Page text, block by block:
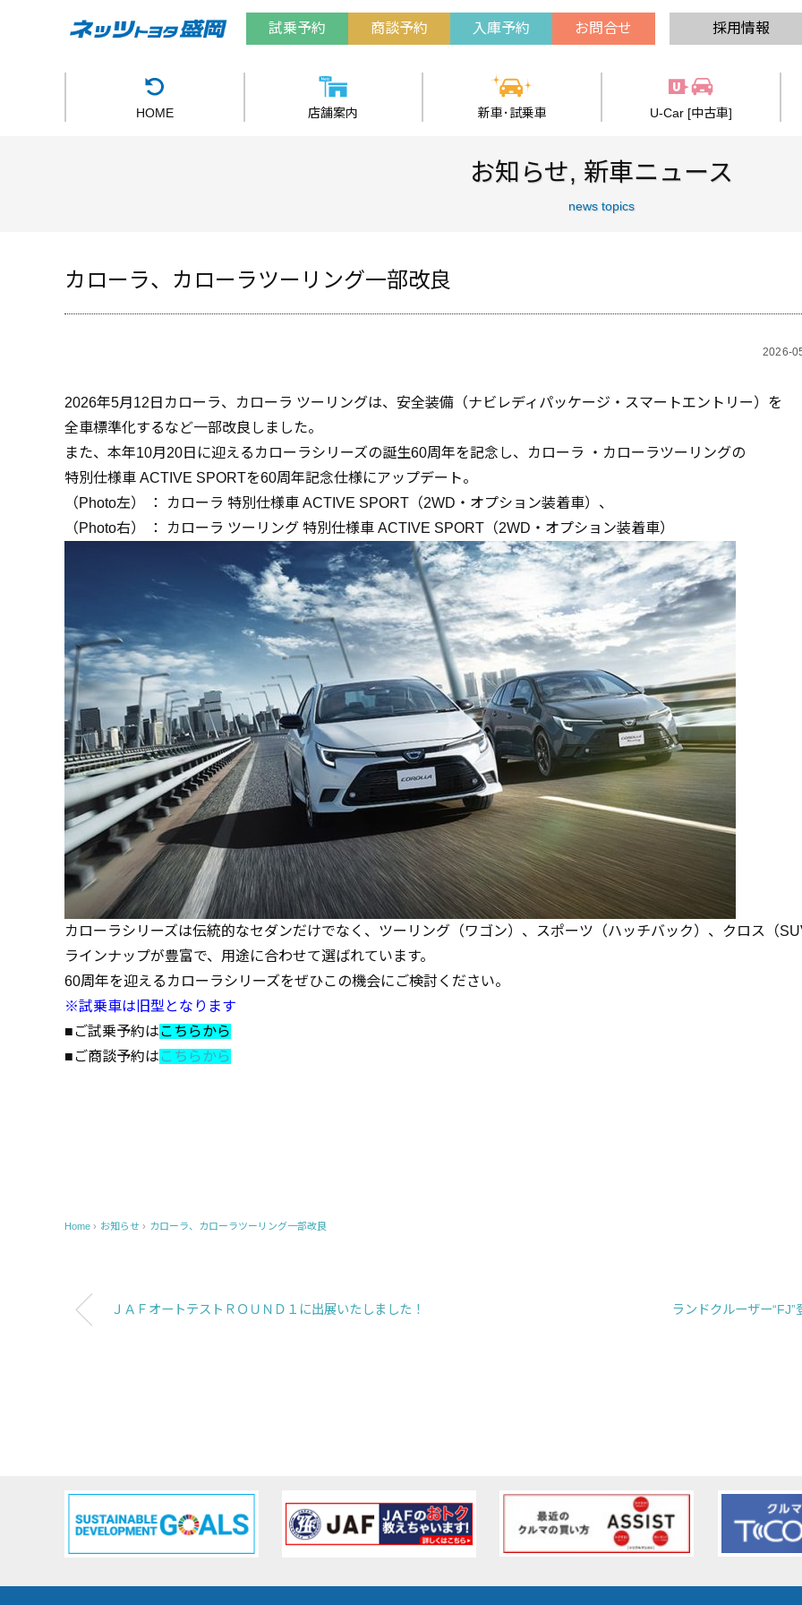
試乗予約 商談予約 入庫予約 お問合せ 採用情報
HOME 店舗案内 新車･試乗車 U-Car [中古車]
お知らせ, 新車ニュース
news topics
カローラ、カローラツーリング一部改良
2026-
2026年5月12日カローラ、カローラ ツーリングは、安全装備（ナビレディパッケージ・スマートエントリー）を
全車標準化するなど一部改良しました。
また、本年10月20日に迎えるカローラシリーズの誕生60周年を記念し、カローラ ・カローラツーリングの
特別仕様車 ACTIVE SPORTを60周年記念仕様にアップデート。
（Photo左） ： カローラ 特別仕様車 ACTIVE SPORT （2WD・オプション装着車）、
（Photo右） ： カローラ ツーリング 特別仕様車 ACTIVE SPORT （2WD・オプション装着車）
カローラシリーズは伝統的なセダンだけでなく、ツーリング（ワゴン）、スポーツ（ハッチバック）、クロス（
ラインナップが豊富で、用途に合わせて選ばれています。
60周年を迎えるカローラシリーズをぜひこの機会にご検討ください。
※試乗車は旧型となります
■ご試乗予約はこちらから
■ご商談予約は こちらから
Home › お知らせ › カローラ、カローラツーリング一部改良
ＪＡＦオートテストＲＯＵＮＤ１に出展いたしました！ ランドクルーザー“FJ”